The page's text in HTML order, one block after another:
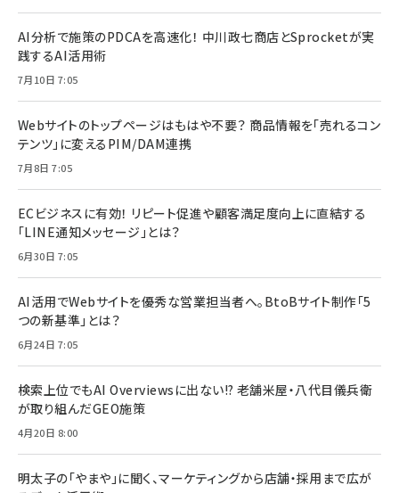
AI分析で施策のPDCAを高速化！ 中川政七商店とSprocketが実
践するAI活用術
7月10日 7:05
Webサイトのトップページはもはや不要？ 商品情報を「売れるコン
テンツ」に変えるPIM/DAM連携
7月8日 7:05
ECビジネスに有効！ リピート促進や顧客満足度向上に直結する
「LINE通知メッセージ」とは？
6月30日 7:05
AI活用でWebサイトを優秀な営業担当者へ。BtoBサイト制作「5
つの新基準」とは？
6月24日 7:05
検索上位でもAI Overviewsに出ない!? 老舗米屋・八代目儀兵衛
が取り組んだGEO施策
4月20日 8:00
明太子の「やまや」に聞く、マーケティングから店舗・採用まで広が